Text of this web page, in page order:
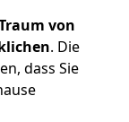
von
. Die
dass Sie